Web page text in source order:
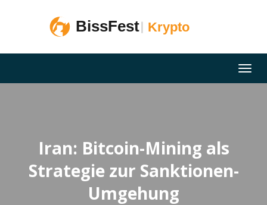
Iran: Bitcoin-Mining als
Strategie zur Sanktionen-
Umgehung